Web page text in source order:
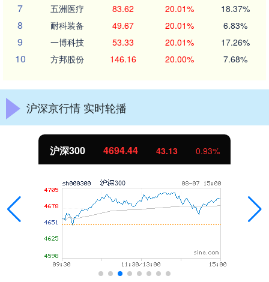
7 五洲医疗 83.62 20.01% 18.37%
8 耐科装备 49.67 20.01% 6.83%
9 一博科技 53.33 20.01% 17.26%
10 方邦股份 146.16 20.00% 7.68%
沪深京行情 实时轮播
沪深300 4694.44 43.13 0.93%